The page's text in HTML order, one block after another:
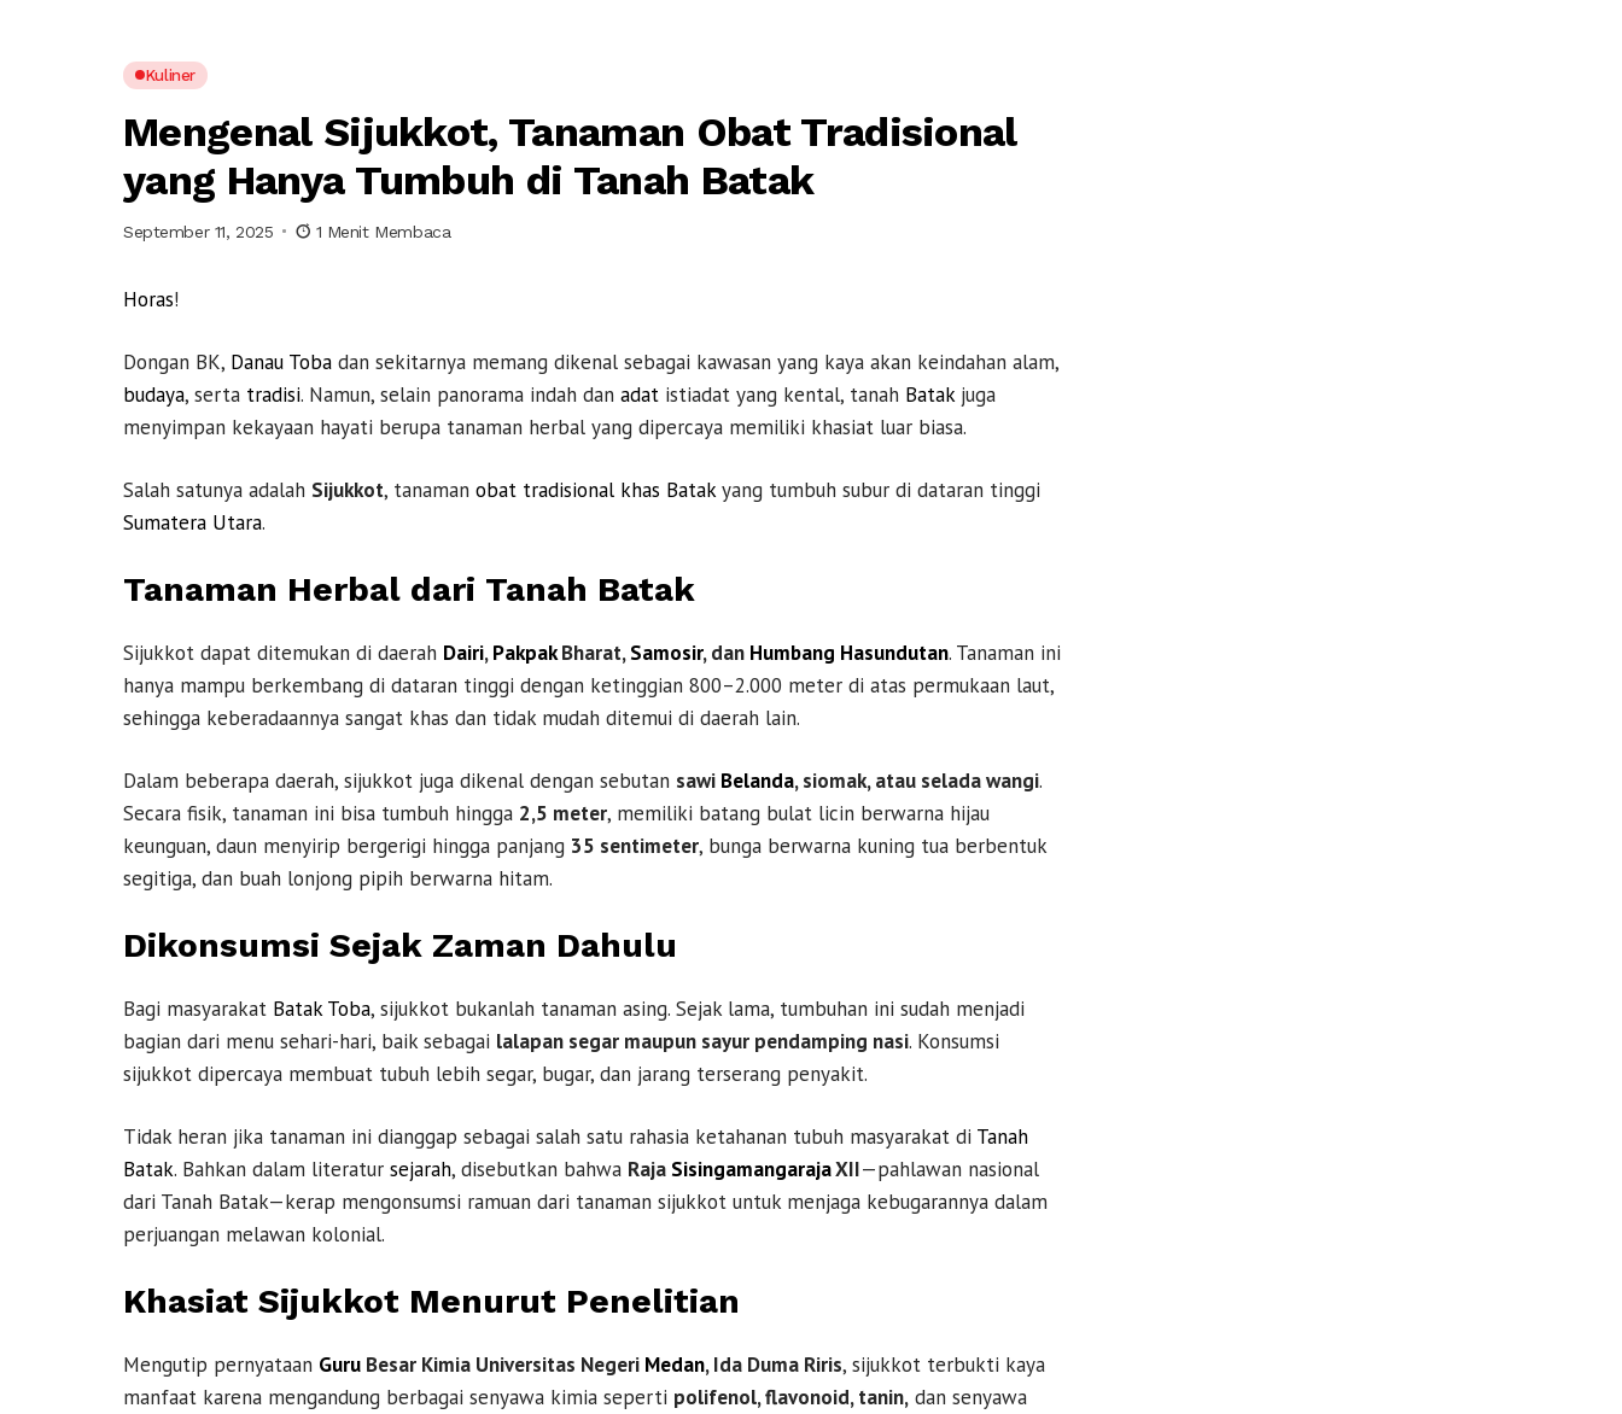
Kuliner
Mengenal Sijukkot, Tanaman Obat Tradisional
yang Hanya Tumbuh di Tanah Batak
September 11, 2025 1 Menit Membaca
Horas!
Dongan BK, Danau Toba dan sekitarnya memang dikenal sebagai kawasan yang kaya akan keindahan alam,
budaya, serta tradisi. Namun, selain panorama indah dan adat istiadat yang kental, tanah Batakjuga
menyimpan kekayaan hayati berupa tanaman herbal yang dipercaya memiliki khasiat luar biasa.
Salah satunya adalah Sijukkot, tanaman obat tradisional khas Batakyang tumbuh subur di dataran tinggi
Sumatera Utara.
Tanaman Herbal dari Tanah Batak
Sijukkot dapat ditemukan di daerah Dairi,PakpakBharat,Samosir, dan Humbang Hasundutan. Tanaman ini
hanya mampu berkembang di dataran tinggi dengan ketinggian 800–2.000 meter di atas permukaan laut,
sehingga keberadaannya sangat khas dan tidak mudah ditemui di daerah lain.
Dalam beberapa daerah, sijukkot juga dikenal dengan sebutan sawi Belanda, siomak, atau selada wangi.
Secara fisik, tanaman ini bisa tumbuh hingga 2,5 meter, memiliki batang bulat licin berwarna hijau
keunguan, daun menyirip bergerigi hingga panjang 35 sentimeter, bunga berwarna kuning tua berbentuk
segitiga, dan buah lonjong pipih berwarna hitam.
Dikonsumsi Sejak Zaman Dahulu
Bagi masyarakat Batak Toba, sijukkot bukanlah tanaman asing. Sejak lama, tumbuhan ini sudah menjadi
bagian dari menu sehari-hari, baik sebagai lalapan segar maupun sayur pendamping nasi. Konsumsi
sijukkot dipercaya membuat tubuh lebih segar, bugar, dan jarang terserang penyakit.
Tidak heran jika tanaman ini dianggap sebagai salah satu rahasia ketahanan tubuh masyarakat di Tanah
Batak. Bahkan dalam literatur sejarah, disebutkan bahwa Raja SisingamangarajaXII—pahlawan nasional
dari Tanah Batak—kerap mengonsumsi ramuan dari tanaman sijukkot untuk menjaga kebugarannya dalam
perjuangan melawan kolonial.
Khasiat Sijukkot Menurut Penelitian
Mengutip pernyataan Guru Besar Kimia Universitas Negeri Medan, Ida Duma Riris, sijukkot terbukti kaya
manfaat karena mengandung berbagai senyawa kimia seperti polifenol, flavonoid, tanin, dan senyawa